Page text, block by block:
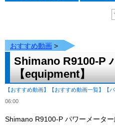
おすすめ動画 >
Shimano R9100-P
【equipment】
【おすすめ動画】 【おすすめ動画一覧】 【
06:00
Shimano R9100-P パワーメーター